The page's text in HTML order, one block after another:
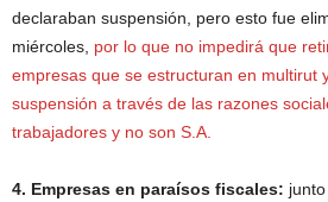
declaraban suspensión, pero esto fue
miércoles, por lo que no impedirá que
empresas que se estructuran en multirut
suspensión a través de las razones
trabajadores y no son S.A.
4. Empresas en paraísos fiscales: